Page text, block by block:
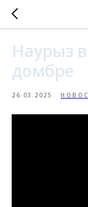
Наурыз
домбре
26.03.2025